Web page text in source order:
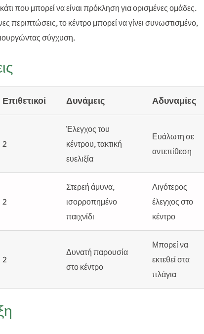
που μπορεί να είναι πρόκληση για ορισμένες ομάδες.
περιπτώσεις, το κέντρο μπορεί να γίνει συνωστισμένο,
σύγχυση.
Επιθετικοί Δυνάμεις Αδυναμίες
2
Έλεγχος του
κέντρου, τακτική
ευελιξία
Ευάλωτη σε
αντεπίθεση
2
Στερεή άμυνα,
ισορροπημένο
παιχνίδι
Λιγότερος
έλεγχος στο
κέντρο
2
Δυνατή παρουσία
στο κέντρο
Μπορεί να
εκτεθεί στα
πλάγια